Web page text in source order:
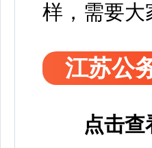
样，需要大
江苏公
点击查